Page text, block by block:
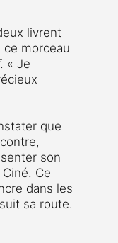
livrent
ce morceau
. « Je
que
son
Ce
dans les
sa route.